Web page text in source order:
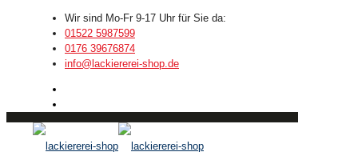
Wir sind Mo-Fr 9-17 Uhr für Sie da:
01522 5987599
0176 39676874
info@lackiererei-shop.de